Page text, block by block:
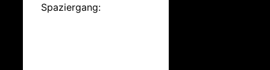
Spaziergang: